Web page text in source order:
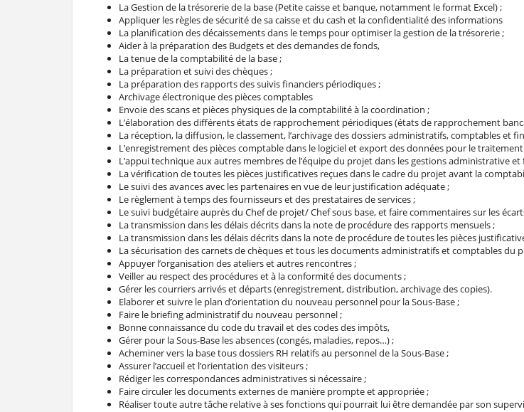
La Gestion de la trésorerie de la base (Petite caisse et banque, notamment le format Excel) ;
Appliquer les règles de sécurité de sa caisse et du cash et la confidentialité des informations
La planification des décaissements dans le temps pour optimiser la gestion de la trésorerie ;
Aider à la préparation des Budgets et des demandes de fonds,
La tenue de la comptabilité de la base ;
La préparation et suivi des chèques ;
La préparation des rapports des suivis financiers périodiques ;
Archivage électronique des pièces comptables
Envoie des scans et pièces physiques de la comptabilité à la coordination ;
L’élaboration des différents états de rapprochement périodiques (états de rapprochement
La réception, la diffusion, le classement, l’archivage des dossiers administratifs, comptables et
L’enregistrement des pièces comptable dans le logiciel et export des données pour le traitement
L’appui technique aux autres membres de l’équipe du projet dans les gestions administrative
La vérification de toutes les pièces justificatives reçues dans le cadre du projet avant la
Le suivi des avances avec les partenaires en vue de leur justification adéquate ;
Le règlement à temps des fournisseurs et des prestataires de services ;
Le suivi budgétaire auprès du Chef de projet/ Chef sous base, et faire commentaires sur les
La transmission dans les délais décrits dans la note de procédure des rapports mensuels ;
La transmission dans les délais décrits dans la note de procédure de toutes les pièces
La sécurisation des carnets de chèques et tous les documents administratifs et comptables du
Appuyer l’organisation des ateliers et autres rencontres ;
Veiller au respect des procédures et à la conformité des documents ;
Gérer les courriers arrivés et départs (enregistrement, distribution, archivage des copies).
Elaborer et suivre le plan d’orientation du nouveau personnel pour la Sous-Base ;
Faire le briefing administratif du nouveau personnel ;
Bonne connaissance du code du travail et des codes des impôts,
Gérer pour la Sous-Base les absences (congés, maladies, repos…) ;
Acheminer vers la base tous dossiers RH relatifs au personnel de la Sous-Base ;
Assurer l’accueil et l’orientation des visiteurs ;
Rédiger les correspondances administratives si nécessaire ;
Faire circuler les documents externes de manière prompte et appropriée ;
Réaliser toute autre tâche relative à ses fonctions qui pourrait lui être demandée par son